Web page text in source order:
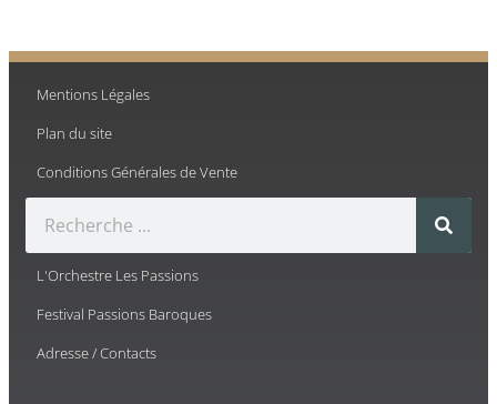
Mentions Légales
Plan du site
Conditions Générales de Vente
L'Orchestre Les Passions
Festival Passions Baroques
Adresse / Contacts